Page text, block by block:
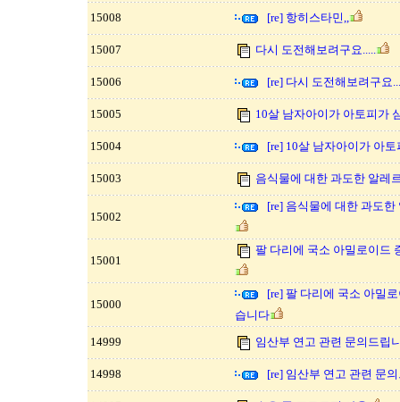
15008 [re] 항히스타민,,
15007 다시 도전해보려구요.....
15006 [re] 다시 도전해보려구요
15005 10살 남자아이가 아토피가
15004 [re] 10살 남자아이가 아
15003 음식물에 대한 과도한 알레
15002
[re] 음식물에 대한 과도
15001
팔 다리에 국소 아밀로이드
15000
[re] 팔 다리에 국소 아밀
습니다
14999
임산부 연고 관련 문의드립
14998 [re] 임산부 연고 관련 문